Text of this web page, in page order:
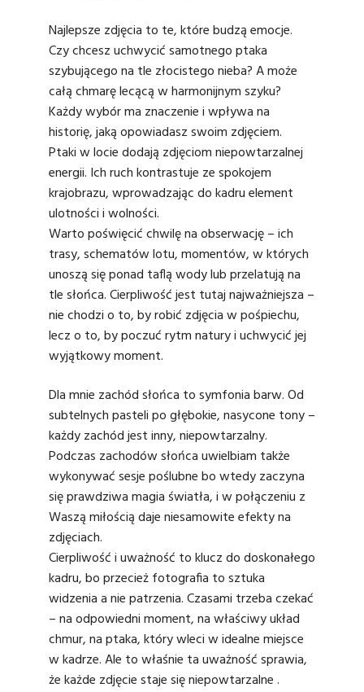
Najlepsze zdjęcia to te, które budzą emocje.
Czy chcesz uchwycić samotnego ptaka
szybującego na tle złocistego nieba? A może
całą chmarę lecącą w harmonijnym szyku?
Każdy wybór ma znaczenie i wpływa na
historię, jaką opowiadasz swoim zdjęciem.
Ptaki w locie dodają zdjęciom niepowtarzalnej
energii. Ich ruch kontrastuje ze spokojem
krajobrazu, wprowadzając do kadru element
ulotności i wolności.
Warto poświęcić chwilę na obserwację – ich
trasy, schematów lotu, momentów, w których
unoszą się ponad taflą wody lub przelatują na
tle słońca. Cierpliwość jest tutaj najważniejsza –
nie chodzi o to, by robić zdjęcia w pośpiechu,
lecz o to, by poczuć rytm natury i uchwycić jej
wyjątkowy moment.
Dla mnie zachód słońca to symfonia barw. Od
subtelnych pasteli po głębokie, nasycone tony –
każdy zachód jest inny, niepowtarzalny.
Podczas zachodów słońca uwielbiam także
wykonywaćsesje poślubnebo wtedy zaczyna
się prawdziwa magia światła, i w połączeniu z
Waszą miłością daje niesamowite efekty na
zdjęciach.
Cierpliwość i uważność to klucz do doskonałego
kadru, bo przecież fotografia to sztuka
widzenia a nie patrzenia. Czasami trzeba czekać
– na odpowiedni moment, na właściwy układ
chmur, na ptaka, który wleci w idealne miejsce
w kadrze. Ale to właśnie ta uważność sprawia,
że każde zdjęcie staje się niepowtarzalne .